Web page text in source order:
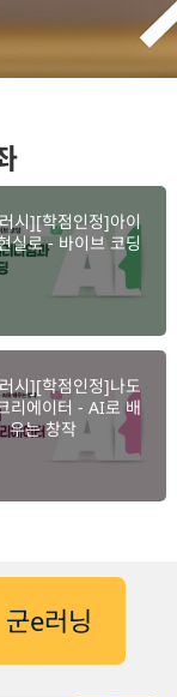
시][학점인정]아이
실로 - 바이브 코딩
시][학점인정]나도
리에이터 - AI로 배
우는 창작
군e러닝